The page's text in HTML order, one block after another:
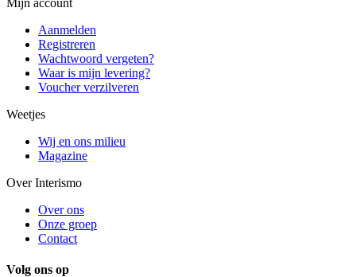
Mijn account
Aanmelden
Registreren
Wachtwoord vergeten?
Waar is mijn levering?
Voucher verzilveren
Weetjes
Wij en ons milieu
Magazine
Over Interismo
Over ons
Onze groep
Contact
Volg ons op